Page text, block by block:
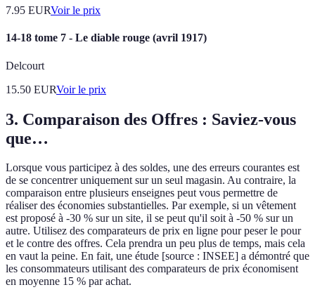
7.95 EURVoir le prix
14-18 tome 7 - Le diable rouge (avril 1917)
Delcourt
15.50 EURVoir le prix
3. Comparaison des Offres : Saviez-vous
que…
Lorsque vous participez à des soldes, une des erreurs courantes est
de se concentrer uniquement sur un seul magasin. Au contraire, la
comparaison entre plusieurs enseignes peut vous permettre de
réaliser des économies substantielles. Par exemple, si un vêtement
est proposé à -30 % sur un site, il se peut qu'il soit à -50 % sur un
autre. Utilisez des comparateurs de prix en ligne pour peser le pour
et le contre des offres. Cela prendra un peu plus de temps, mais cela
en vaut la peine. En fait, une étude [source : INSEE] a démontré que
les consommateurs utilisant des comparateurs de prix économisent
en moyenne 15 % par achat.